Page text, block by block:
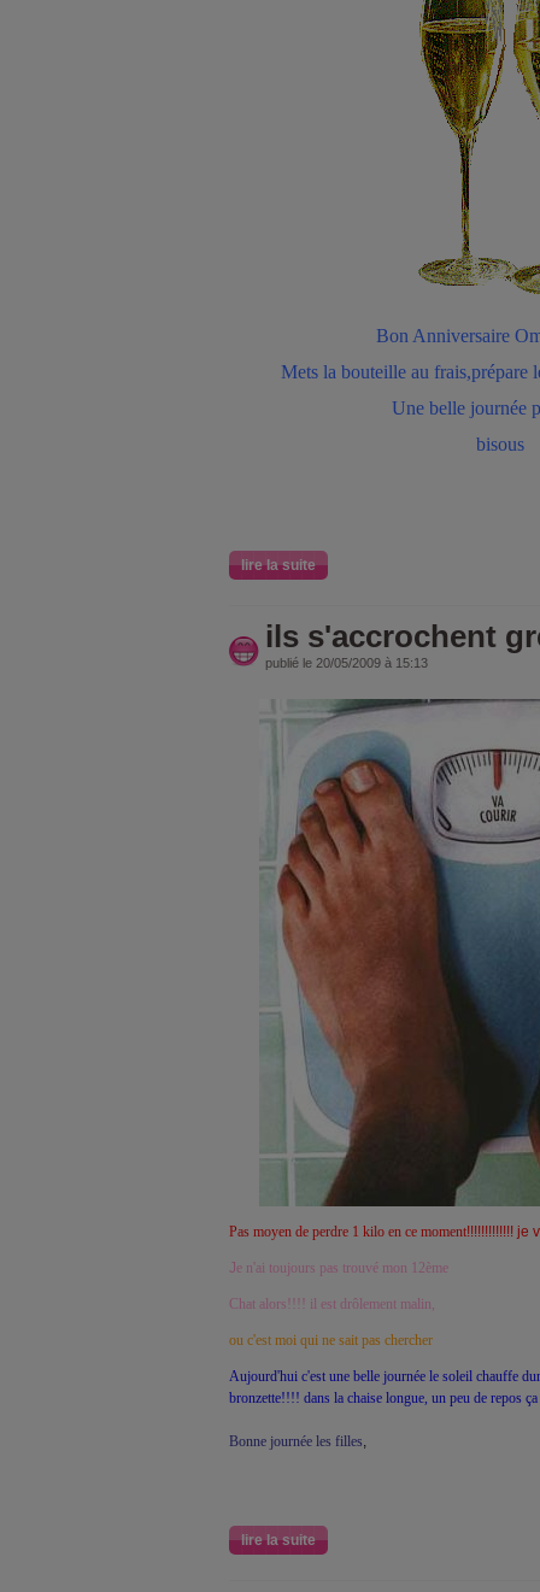
Bon Anniversaire
Mets la bouteille au frais,prépare
Une belle journée
bisous
lire la suite
ils s'accrochent
publié le 20/05/2009 à 15:13
Pas moyen de perdre 1 kilo en ce moment!!!!!!!!!!!!! je
Je n'ai toujours pas trouvé mon 12ème
Chat alors!!!! il est drôlement malin,
ou c'est moi qui ne sait pas chercher
Aujourd'hui c'est une belle journée le soleil chauffe
bronzette!!!! dans la chaise longue, un peu de repos
Bonne journée les filles,
lire la suite